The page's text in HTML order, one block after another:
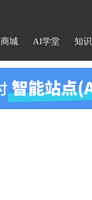
商城 AI学堂 知识